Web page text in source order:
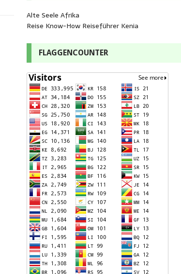
Alte Seele Afrika
Reise Know-How Reiseführer Kenia
FLAGGENCOUNTER